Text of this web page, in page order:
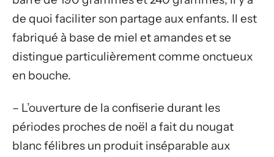
de quoi faciliter son partage aux enfants. Il est
fabriqué à base de miel et amandes et se
distingue particulièrement comme onctueux
en bouche.
– L’ouverture de la confiserie durant les
périodes proches de noël a fait du nougat
blanc félibres un produit inséparable aux